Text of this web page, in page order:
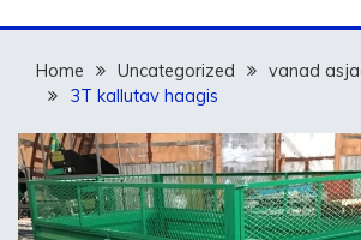
Home Uncategorized
vanad
3T kallutav haagis